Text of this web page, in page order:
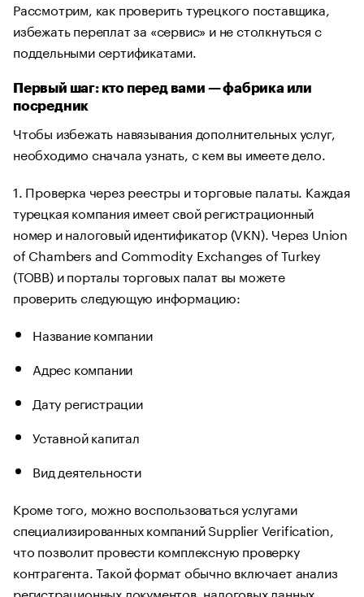
Рассмотрим, как проверить турецкого поставщика,
избежать переплат за «сервис» и не столкнуться с
поддельными сертификатами.
Первый шаг: кто перед вами — фабрика или
посредник
Чтобы избежать навязывания дополнительных услуг,
необходимо сначала узнать, с кем вы имеете дело.
1. Проверка через реестры и торговые палаты. Каждая
турецкая компания имеет свой регистрационный
номер и налоговый идентификатор (VKN). Через Union
of Chambers and Commodity Exchanges of Turkey
(TOBB) и порталы торговых палат вы можете
проверить следующую информацию:
Название компании
Адрес компании
Дату регистрации
Уставной капитал
Вид деятельности
Кроме того, можно воспользоваться услугами
специализированных компаний Supplier Verification,
что позволит провести комплексную проверку
контрагента. Такой формат обычно включает анализ
регистрационных документов, налоговых данных,